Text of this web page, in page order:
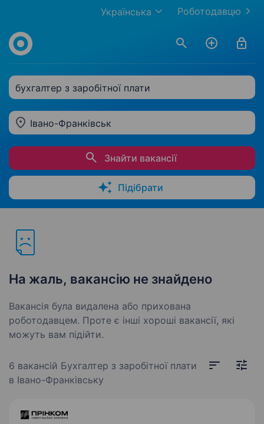
Роботодавцю
Українська
бухгалтер з заробітної плати
Івано-Франківськ
Знайти вакансії
Підібрати
На жаль, вакансію не знайдено
Вакансія була видалена або прихована
роботодавцем. Проте є інші хороші вакансії, які
можуть вам підійти.
6 вакансій Бухгалтер з заробітної плати
в Івано-Франківську